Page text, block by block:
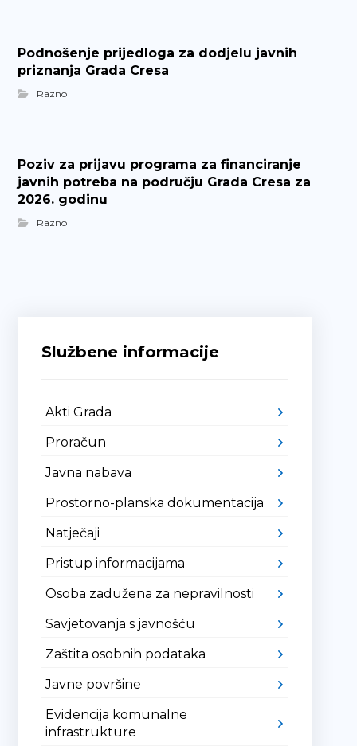
Podnošenje prijedloga za dodjelu javnih
priznanja Grada Cresa
Razno
Poziv za prijavu programa za financiranje
javnih potreba na području Grada Cresa za
2026. godinu
Razno
Službene informacije
Akti Grada
Proračun
Javna nabava
Prostorno-planska dokumentacija
Natječaji
Pristup informacijama
Osoba zadužena za nepravilnosti
Savjetovanja s javnošću
Zaštita osobnih podataka
Javne površine
Evidencija komunalne
infrastrukture